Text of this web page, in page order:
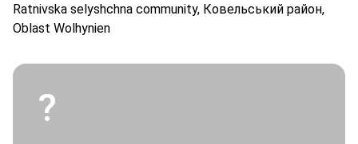
Ratnivska selyshchna community, Ковельський район,
Oblast Wolhynien
?